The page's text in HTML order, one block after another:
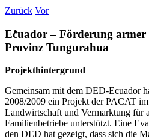
Zurück Vor
Ecuador – Förderung
Provinz Tungurahua
Projekthintergrund
Gemeinsam mit dem DED-Ecuador
2008/2009 ein Projekt der PACAT
Landwirtschaft und Vermarktung für
Familienbetriebe unterstützt. Eine
den DED hat gezeigt, dass sich die